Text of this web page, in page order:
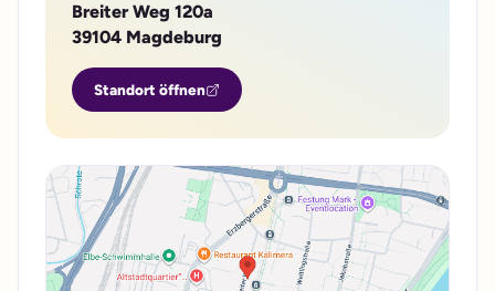
Breiter Weg 120a
39104 Magdeburg
Standort öffnen